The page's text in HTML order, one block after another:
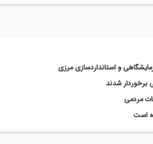
و استانداردسازی مرزی
مردمی
است